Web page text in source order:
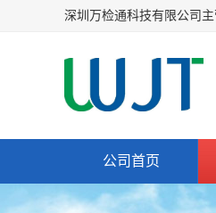
公司首页